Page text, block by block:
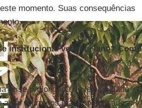
momento. Suas consequências
institucional venezuelano? Como
crise prolongada de legitimidade
atual é um dos mais complicados